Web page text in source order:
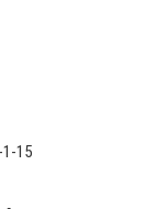
15